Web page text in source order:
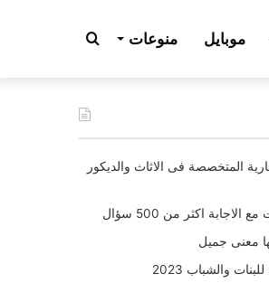
موبايل منوعات بحث
عن
المتخصصة فى الاثاث والديكور
اكثر من 500 سؤال
معنى جميل
والشباب 2023